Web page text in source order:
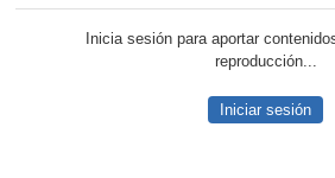
Inicia sesión para aportar
reproducción...
Iniciar sesión